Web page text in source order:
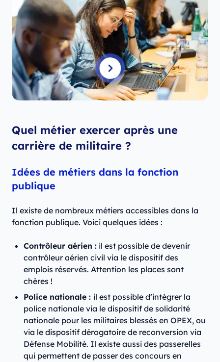
Quel métier exercer après une
carrière de militaire ?
Idées de métiers dans la fonction
publique
Il existe de nombreux métiers accessibles dans la
fonction publique. Voici quelques idées :
Contrôleur aérien : il est possible de devenir
contrôleur aérien civil via le dispositif des
emplois réservés. Attention les places sont
chères !
Police nationale : il est possible d’intégrer la
police nationale via le dispositif de solidarité
nationale pour les militaires blessés en OPEX, ou
via le dispositif dérogatoire de reconversion via
Défense Mobilité. Il existe aussi des passerelles
qui permettent de passer des concours en